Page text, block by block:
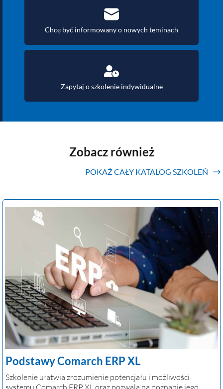
Chcę być informowany o nowych teminach
Zapytaj o szkolenie indywidualne
Zobacz również
POKAŻ CAŁY KATALOG SZKOLEŃ
Podstawy Comarch ERP XL
Szkolenie ułatwia zrozumienie potencjału i możliwości
systemu Comarch ERP XL oraz pozwala na poznanie jego